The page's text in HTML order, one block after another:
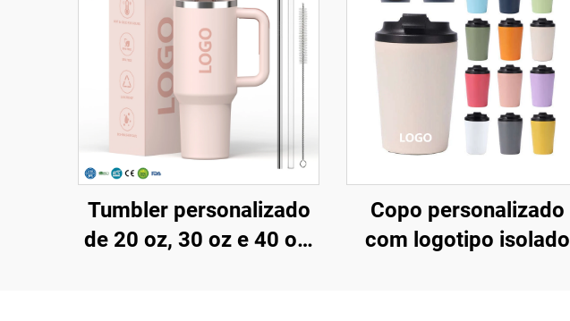
Tumbler personalizado
de 20 oz, 30 oz e 40 oz,
Copo personalizado
com logotipo isolado